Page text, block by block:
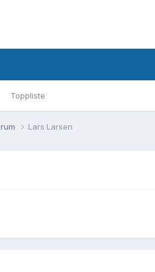
Toppliste
Lars Larsen